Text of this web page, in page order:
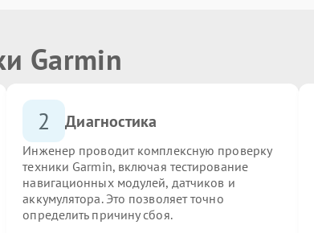
Garmin
2 Диагностика
Инженер проводит комплексную проверку
техники Garmin, включая тестирование
навигационных модулей, датчиков и
аккумулятора. Это позволяет точно
определить причину сбоя.